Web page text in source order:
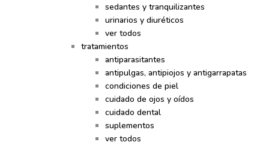
sedantes y tranquilizantes
urinarios y diuréticos
ver todos
tratamientos
antiparasitantes
antipulgas, antipiojos y antigarrapatas
condiciones de piel
cuidado de ojos y oídos
cuidado dental
suplementos
ver todos